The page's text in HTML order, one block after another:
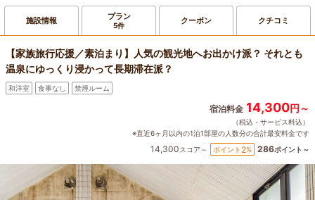
施設情報 プラン
5件 クーポン クチコミ
【家族旅行応援／素泊まり】人気の観光地へお出かけ派？ それとも
温泉にゆっくり浸かって長期滞在派？
和洋室 食事なし 禁煙ルーム
宿泊料金 14,300円～
（税込・サービス料込）
※直近6ヶ月以内の1泊1部屋の人数分の合計最安料金です
14,300スコア～ ポイント 2% 286ポイント～